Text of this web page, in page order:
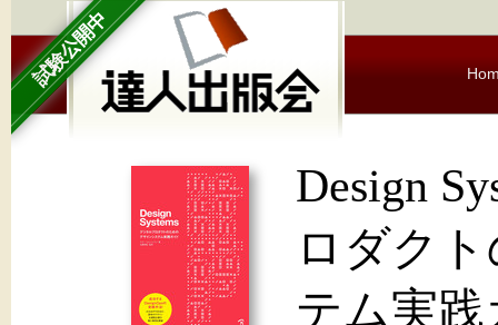
試験公開中
Design
ロダク
テム実